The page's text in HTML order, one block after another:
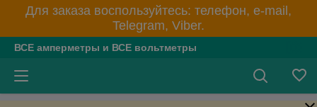
Для заказа воспользуйтесь: телефон, e-mail,
Telegram, Viber.
ВСЕ амперметры и ВСЕ вольтметры